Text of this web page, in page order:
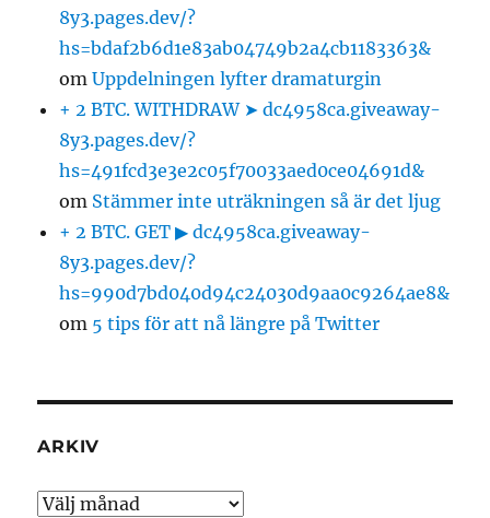
8y3.pages.dev/?
hs=bdaf2b6d1e83ab04749b2a4cb1183363&
omUppdelningen lyfter dramaturgin
+ 2 BTC. WITHDRAW ➤ dc4958ca.giveaway-
8y3.pages.dev/?
hs=491fcd3e3e2c05f70033aed0ce04691d&
om Stämmer inte uträkningen så är det ljug
+ 2 BTC. GET ▶ dc4958ca.giveaway-
8y3.pages.dev/?
hs=990d7bd040d94c24030d9aa0c9264ae8&
om 5 tips för att nå längre på Twitter
ARKIV
Arkiv